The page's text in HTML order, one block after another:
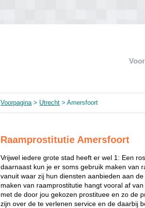
Voorpagina> Utrecht > Amersfoort
Raamprostitutie Amersfoort
Vrijwel iedere grote stad heeft er wel 1: Een
daarnaast kun je er soms gebruik maken van
vanuit waar zij hun diensten aanbieden aan
maken van raamprostitutie hangt vooral af
met de door jou gekozen prostituee en zo de
zijn over de te verlenen service en de daarbij